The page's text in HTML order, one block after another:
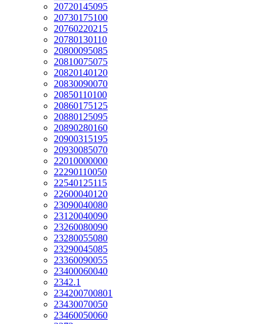
20720145095
20730175100
20760220215
20780130110
20800095085
20810075075
20820140120
20830090070
20850110100
20860175125
20880125095
20890280160
20900315195
20930085070
22010000000
22290110050
22540125115
22600040120
23090040080
23120040090
23260080090
23280055080
23290045085
23360090055
23400060040
2342.1
234200700801
23430070050
23460050060